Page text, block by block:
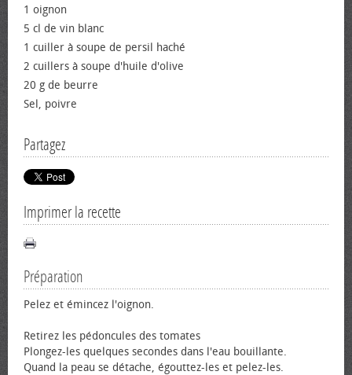
1 oignon
5 cl de vin blanc
1 cuiller à soupe de persil haché
2 cuillers à soupe d'huile d'olive
20 g de beurre
Sel, poivre
Partagez
Imprimer la recette
Préparation
Pelez et émincez l'oignon.
Retirez les pédoncules des tomates
Plongez-les quelques secondes dans l'eau bouillante.
Quand la peau se détache, égouttez-les et pelez-les.